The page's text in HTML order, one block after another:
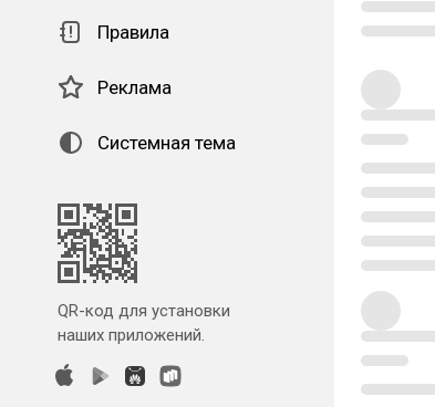
Правила
Реклама
Системная тема
QR-код для установки
наших приложений.